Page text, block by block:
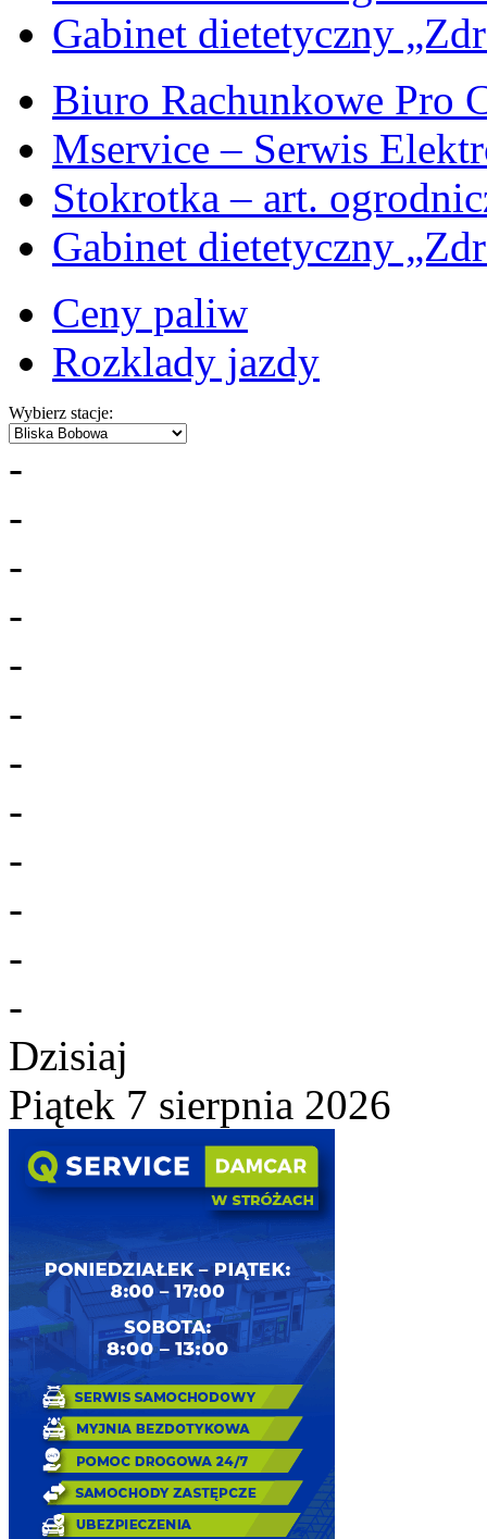
Gabinet dietetyczny
Biuro Rachunkowe Pro
Mservice – Serwis
Stokrotka – art.
Gabinet dietetyczny
Ceny paliw
Rozklady jazdy
Wybierz stacje:
-
-
-
-
-
-
-
-
-
-
-
-
Dzisiaj
Piątek 7 sierpnia 2026